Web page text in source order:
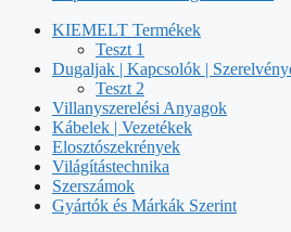
KIEMELT Termékek
Teszt 1
Dugaljak | Kapcsolók |
Teszt 2
Villanyszerelési Anyagok
Kábelek | Vezetékek
Elosztószekrények
Világítástechnika
Szerszámok
Gyártók és Márkák Szerint